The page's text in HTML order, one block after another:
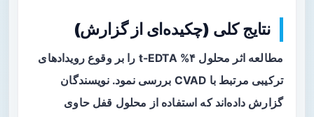
نتایج کلی (چکیده‌ای از گزارش)
مطالعه اثر محلول ۴% t‑EDTA را بر وقوع رویدادهای
ترکیبی مرتبط با CVAD بررسی نمود. نویسندگان
گزارش داده‌اند که استفاده از محلول قفل حاوی